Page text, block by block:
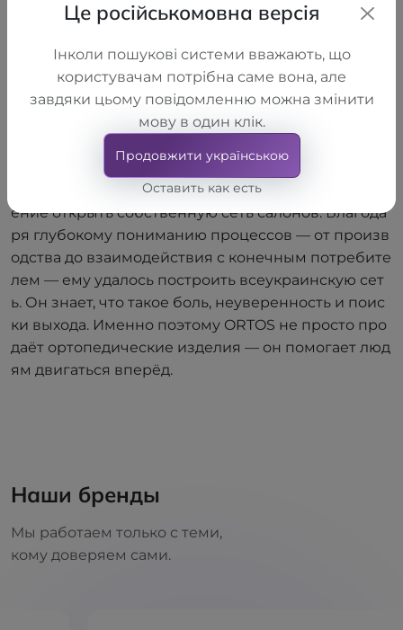
Алексей Шелковский
Алексей Шелковский — сооснователь и идейный
вдохновитель сети ортопедических салонов ORT
OS. Имея медицинское и экономическое образов
ание, он создавал ORTOS не как бизнес, а как мест
о, где людям действительно помогают. В 2012 году,
имея крупное производственное предприятие LL
C "TORHOVYI DIM "ALKOM", он первым принял реш
ение открыть собственную сеть салонов. Благода
ря глубокому пониманию процессов — от произв
одства до взаимодействия с конечным потребите
лем — ему удалось построить всеукраинскую сет
ь. Он знает, что такое боль, неуверенность и поис
ки выхода. Именно поэтому ORTOS не просто про
даёт ортопедические изделия — он помогает люд
ям двигаться вперёд.
Наши бренды
Мы работаем только с теми,
кому доверяем сами.
Це російськомовна версія
Інколи пошукові системи вважають, що
користувачам потрібна саме вона, але
завдяки цьому повідомленню можна змінити
мову в один клік.
Продовжити українською
Оставить как есть